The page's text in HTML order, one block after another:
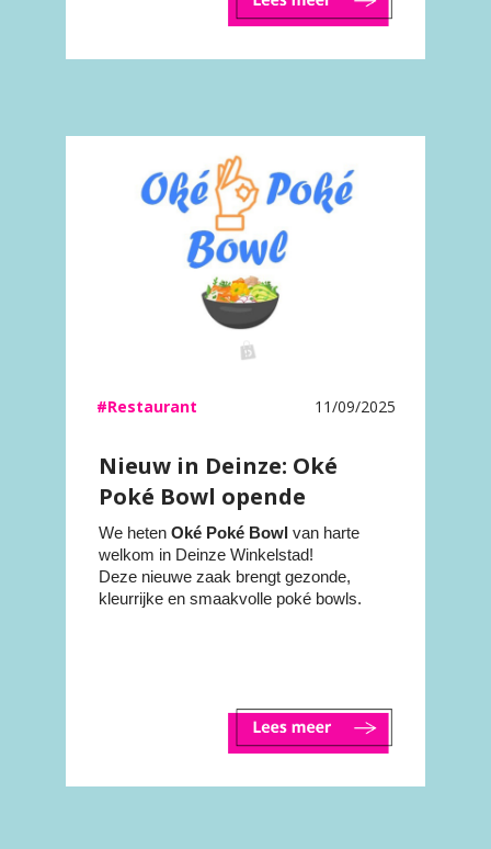
#Restaurant 11/09/2025
Nieuw in Deinze: Oké
Poké Bowl opende
gisteren zijn deuren!
We heten Oké Poké Bowl van harte
welkom in Deinze Winkelstad!
Deze nieuwe zaak brengt gezonde,
kleurrijke en smaakvolle poké bowls.